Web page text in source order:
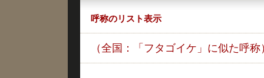
呼称のリスト表示
（全国：「フタゴイケ」に似た呼称